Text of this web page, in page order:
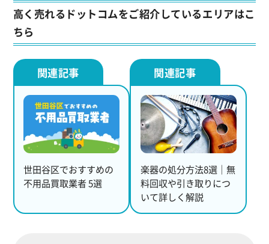
高く売れるドットコムをご紹介しているエリアはこ
ちら
世田谷区でおすすめの
不用品買取業者 5選
楽器の処分方法8選｜無
料回収や引き取りにつ
いて詳しく解説